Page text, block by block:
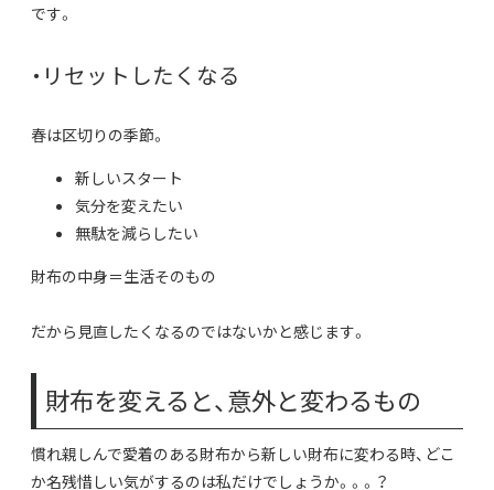
です。
・リセットしたくなる
春は区切りの季節。
新しいスタート
気分を変えたい
無駄を減らしたい
財布の中身＝生活そのもの
だから見直したくなるのではないかと感じます。
財布を変えると、意外と変わるもの
慣れ親しんで愛着のある財布から新しい財布に変わる時、どこ
か名残惜しい気がするのは私だけでしょうか。。。？